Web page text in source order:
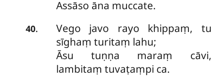
Assāso āna muccate.
40.
Vego javo rayo khippaṃ, tu
sīghaṃ turitaṃ lahu;
Āsu tuṇṇa maraṃ cāvi,
lambitaṃ tuvaṭaṃpi ca.